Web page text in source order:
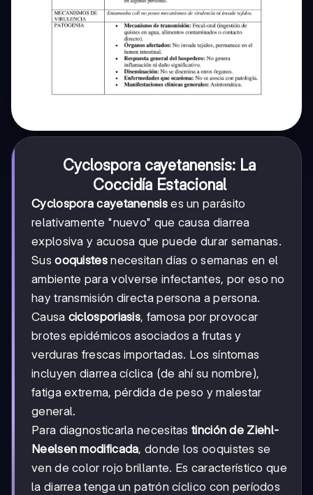
Cyclospora cayetanensis: La
Coccidía Estacional
Cyclospora cayetanensises un parásito
relativamente "nuevo" que causa diarrea
explosiva y acuosa que puede durar semanas.
Susooquistesnecesitan días o semanas en el
ambiente para volverse infectantes, por eso no
hay transmisión directa persona a persona.
Causa ciclosporiasis, famosa por provocar
brotes epidémicos asociados a frutas y
verduras frescas importadas. Los síntomas
incluyen diarrea cíclica (de ahí su nombre),
fatiga extrema, pérdida de peso y malestar
general.
Para diagnosticarla necesitas tinción de Ziehl-
Neelsen modificada, donde los ooquistes se
ven de color rojo brillante. Es característico que
la diarrea tenga un patrón cíclico con períodos